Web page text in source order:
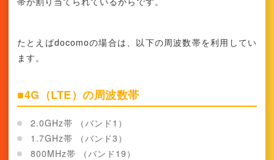
たとえばdocomoの場合は、以下の周波数帯を利用してい
ます。
■4G（LTE）の周波数帯
2.0GHz帯 （バンド1）
1.7GHz帯 （バンド3）
800MHz帯 （バンド19）